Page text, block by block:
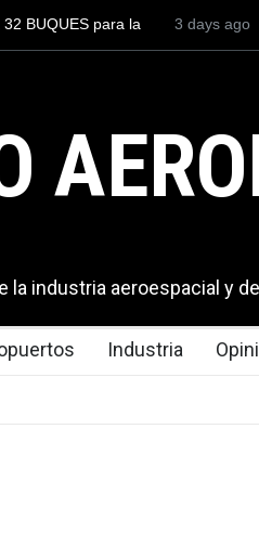
piloto para volar los nuevos C-130J
3 days ago
la industria aeroespacial y
Industria